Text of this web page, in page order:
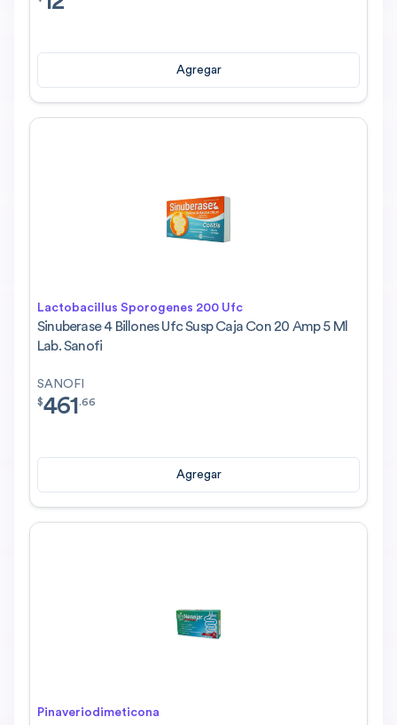
Agregar
Lactobacillus Sporogenes 200 Ufc
Sinuberase 4 Billones Ufc Susp Caja Con 20 Amp 5 Ml
Lab. Sanofi
SANOFI
$461.66
$461.66
Agregar
Pinaveriodimeticona